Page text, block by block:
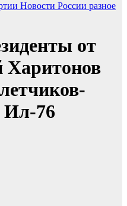
Новости России разное
от
Ил-76